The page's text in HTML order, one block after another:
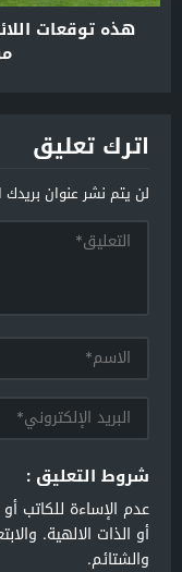
هذه توقعات
اترك تعليق
لن يتم نشر عنوان بريدك
شروط التعليق :
عدم الإساءة للكاتب
أو الذات الالهية.
والشتائم.